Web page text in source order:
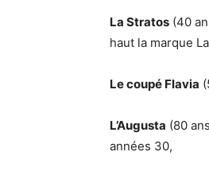
La Stratos (40
haut la marque
Le coupé Flavia
L’Augusta (80
années 30,